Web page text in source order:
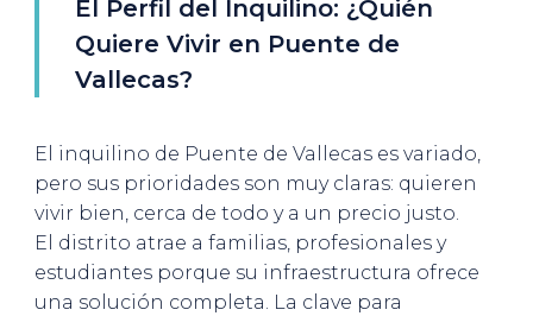
El Perfil del Inquilino: ¿Quién
Quiere Vivir en Puente de
Vallecas?
El inquilino de Puente de Vallecas es variado,
pero sus prioridades son muy claras: quieren
vivir bien, cerca de todo y a un precio justo.
El distrito atrae a familias, profesionales y
estudiantes porque su infraestructura ofrece
una solución completa. La clave para